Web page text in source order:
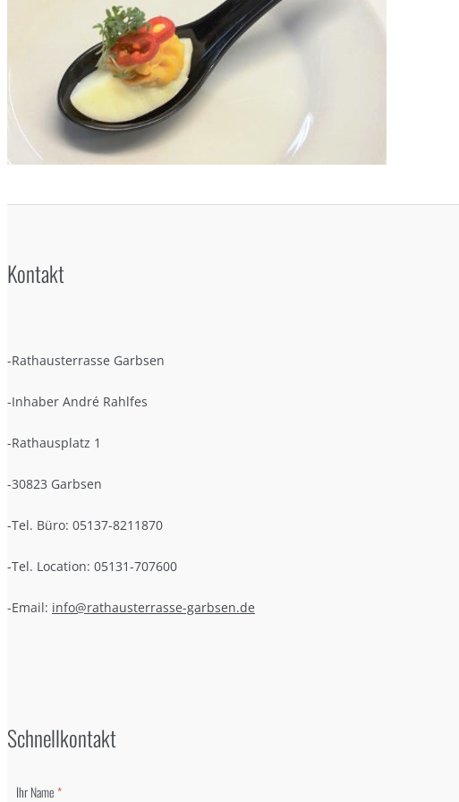
Kontakt
-Rathausterrasse Garbsen
-Inhaber André Rahlfes
-Rathausplatz 1
-30823 Garbsen
-Tel. Büro: 05137-8211870
-Tel. Location: 05131-707600
-Email: info@rathausterrasse-garbsen.de
Schnellkontakt
Ihr Name*